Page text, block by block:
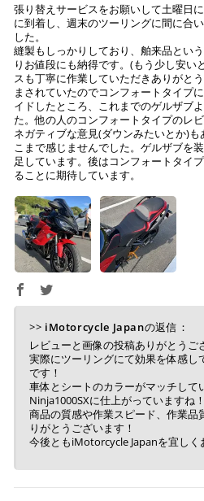
張り替えサービスをお願いして土曜日
に到着し、週末のツーリングに間に合
した。
縫製もしっかりしており、舶来品とい
りお値段にも納得です。(もう少し安い
スも丁寧に作業していただきありがと
まされていたのでコンフォートタイプ
イドしたところ、これまでのゲルザブ
た。他の人のコンフォートタイプのレ
ネガティブな意見(ダウンみたいとか)
こまで感じませんでした。ゲルザブを
足しています。後はコンフォートタイ
ることに期待しています。
>> iMotorcycle Japanの返信：
レビューと画像の投稿ありがとうご
実際にツーリングにて効果を体感し
です！
車体とシートのカラーがマッチして
Ninja1000SXに仕上がっていますね！
商品の質感や作業スピード、作業品
りがとうございます！
今後ともiMotorcycle Japanを宜しく